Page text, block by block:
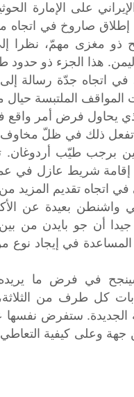
على الإمارة
إطلاق صاروخ في
ذو مغزى مهمّ، نظرا
هذا الجزء ذو حدود
اتجاه جدّة رسالة
المواقف الملتبسة
يحاول فرض أمر
تفعل ذلك في ظلّ
برجب طيّب أردوغان.
شريط عازل في
تقديم المزيد من
واشنطن بعيدة عن
أن جو بايدن من
في إيجاد نوع
في فرض ما
كل طرف من الثلاثة،
الجديدة. ستفرض نفسها
جهة وعلى كيفية التعاطي